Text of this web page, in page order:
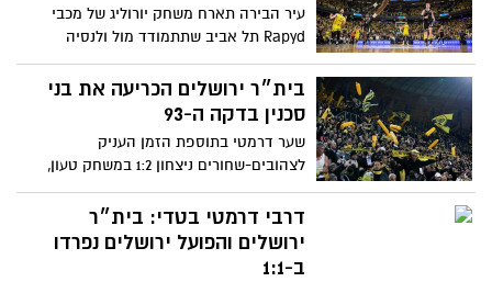
יותר משלוש נקודות
עיר הבירה תארח משחק יורוליג של מכבי
Rapyd תל אביב שתתמודד מול ולנסיה
הספרדית ביום חמישי הקרוב ב-21:05 בפיס
ארנה
בית״ר ירושלים הכריעה את בני
סכנין בדקה ה-93
שער דרמטי בתוספת הזמן העניק
לצהובים-שחורים ניצחון 1:2 במשחק טעון,
שבו האופי גבר על היכולת והקהל הפך
לשחקן ה-12
דרבי דרמטי בטדי: בית״ר
ירושלים והפועל ירושלים נפרדו
ב-1:1